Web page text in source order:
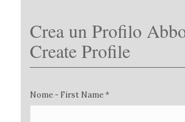
Crea un Profilo
Create Profile
Nome - First Name *